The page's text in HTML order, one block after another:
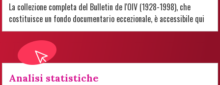
La collezione completa del Bulletin de l'OIV (1928-1998), che
costituisce un fondo documentario eccezionale, è accessibile qui
Analisi statistiche